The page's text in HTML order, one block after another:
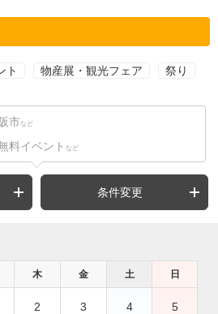
ト 物産展・観光フェア 祭り
市 など
料イベント など
条件変更
木 金 土 日
2 3 4 5